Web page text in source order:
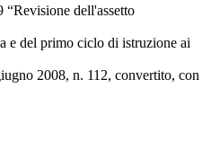
dell'assetto
e del primo ciclo di istruzione ai
2008, n. 112, convertito, con